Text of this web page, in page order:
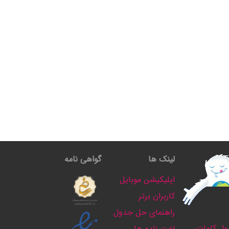
لینک ها
اپلیکیشن موبایل
کاربران برتر
راهنمای حل جدول
گواهی نامه